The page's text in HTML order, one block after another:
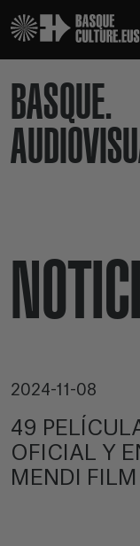
BASQUE.
2024-11-08
49
OFICIAL Y
MENDI